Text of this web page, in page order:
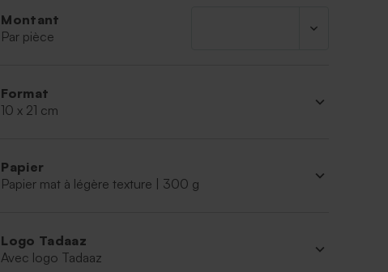
Montant
Par pièce
Format
10 x 21 cm
Papier
Papier mat à légère texture | 300 g
Logo Tadaaz
Avec logo Tadaaz